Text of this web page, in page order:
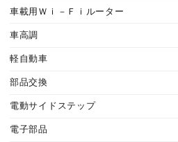
車載用Ｗｉ－Ｆｉルーター
車高調
軽自動車
部品交換
電動サイドステップ
電子部品